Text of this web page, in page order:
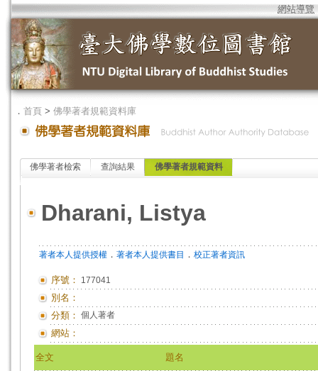
網站導覽
． 首頁 > 佛學著者規範資料庫
佛學著者檢索 查詢結果 佛學著者規範資料
Dharani, Listya
著者本人提供授權 ． 著者本人提供書目 ． 校正著者資訊
序號： 177041
別名：
分類： 個人著者
網站：
全文
題名